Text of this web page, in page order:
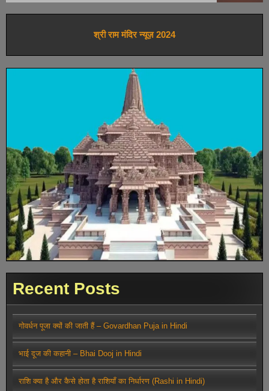
श्री राम मंदिर न्यूज़ 2024
Recent Posts
गोवर्धन पूजा क्यों की जाती हैं – Govardhan Puja in Hindi
भाई दूज की कहानी – Bhai Dooj in Hindi
राशि क्या है और कैसे होता है राशियाँ का निर्धारण (Rashi in Hindi)